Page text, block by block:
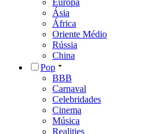
Ásia
África
Oriente Médio
Rússia
China
Pop
BBB
Carnaval
Celebridades
Cinema
Música
Realities